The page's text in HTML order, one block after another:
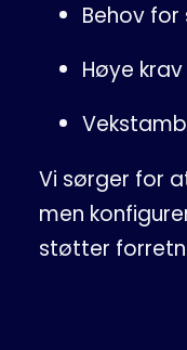
Behov for
Høye
V
Vi sørger for
men
støtter